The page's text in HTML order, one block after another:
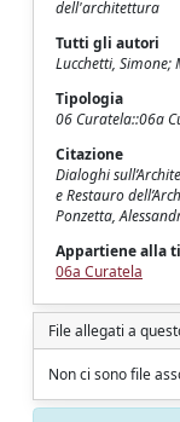
dell'architettura
Tutti gli autori
Lucchetti, Simone;
Tipologia
06 Curatela::06a
Citazione
Dialoghi
e Restauro
Ponzetta,
Appartiene alla
06a Curatela
File allegati a
Non ci sono file